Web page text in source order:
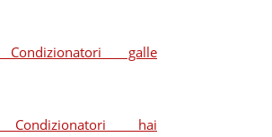
galletti
Condizionatori haier